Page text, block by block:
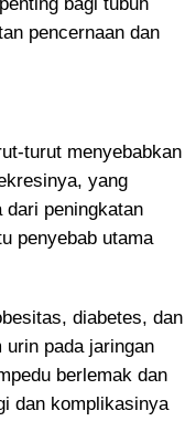
pencernaan dan
turut menyebabkan
yang
dari peningkatan
penyebab utama
diabetes, dan
urin pada jaringan
berlemak dan
dan komplikasinya